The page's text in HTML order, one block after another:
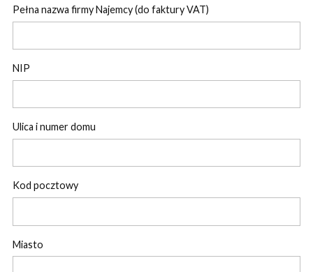
Pełna nazwa firmy Najemcy (do faktury VAT)
NIP
Ulica i numer domu
Kod pocztowy
Miasto